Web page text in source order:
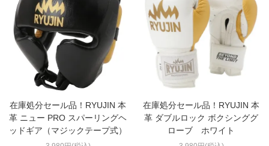
在庫処分セール品！RYUJIN 本
革 ニュー PRO スパーリングヘ
ッドギア（マジックテープ式）
在庫処分セール品！RYUJIN 本
革 ダブルロック ボクシンググ
ローブ ホワイト